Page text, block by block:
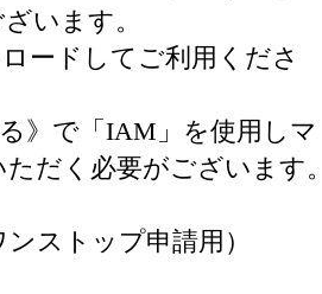
います。
ードしてご利用くださ
》で「IAM」を使用しマ
だく必要がございます。
ストップ申請用）